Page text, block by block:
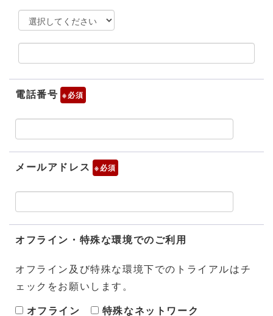
電話番号 ※
メールアドレス ※
オフライン・特殊な環境でのご利用
オフライン及び特殊な環境下でのトライアルはチ
ェックをお願いします。
オフライン
特殊なネットワーク